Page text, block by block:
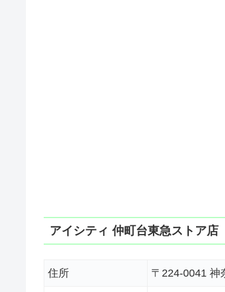
アイシティ 仲町台東急ストア店
住所 〒224-0041